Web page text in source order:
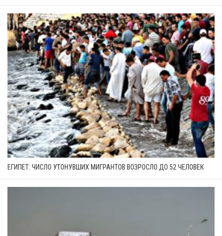
ЕГИПЕТ: ЧИСЛО УТОНУВШИХ МИГРАНТОВ ВОЗРОСЛО ДО 52 ЧЕЛОВЕК